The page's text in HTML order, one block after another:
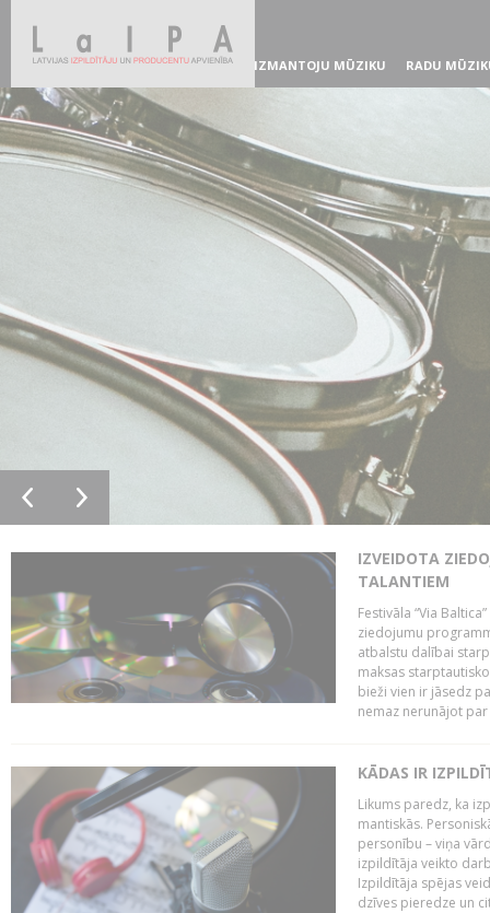
IZMANTOJU MŪZIKU RADU
IZVEIDOTA
TALANTIEM
Festivāla “Via
ziedojumu
atbalstu dalībai
maksas
bieži vien ir jāsedz
nemaz nerunājot
KĀDAS IR
Likums paredz, ka
mantiskās.
personību – viņa
izpildītāja veikto
Izpildītāja spējas
dzīves pieredze un